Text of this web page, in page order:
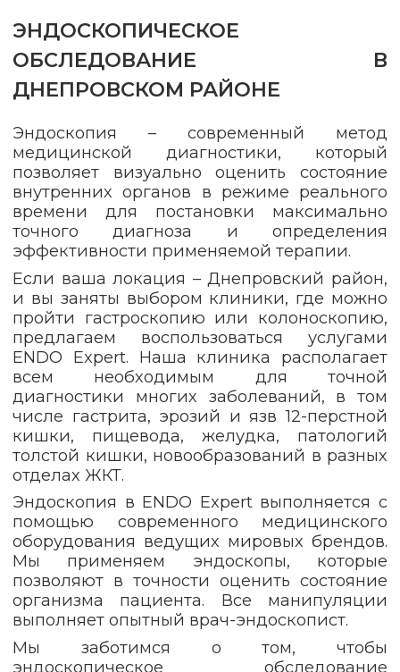
ЭНДОСКОПИЧЕСКОЕ
ОБСЛЕДОВАНИЕ В
ДНЕПРОВСКОМ РАЙОНЕ
Эндоскопия – современный метод
медицинской диагностики, который
позволяет визуально оценить состояние
внутренних органов в режиме реального
времени для постановки максимально
точного диагноза и определения
эффективности применяемой терапии.
Если ваша локация – Днепровский район,
и вы заняты выбором клиники, где можно
пройти гастроскопию или колоноскопию,
предлагаем воспользоваться услугами
ENDO Expert. Наша клиника располагает
всем необходимым для точной
диагностики многих заболеваний, в том
числе гастрита, эрозий и язв 12-перстной
кишки, пищевода, желудка, патологий
толстой кишки, новообразований в разных
отделах ЖКТ.
Эндоскопия в ENDO Expert выполняется с
помощью современного медицинского
оборудования ведущих мировых брендов.
Мы применяем эндоскопы, которые
позволяют в точности оценить состояние
организма пациента. Все манипуляции
выполняет опытный врач-эндоскопист.
Мы заботимся о том, чтобы
эндоскопическое обследование